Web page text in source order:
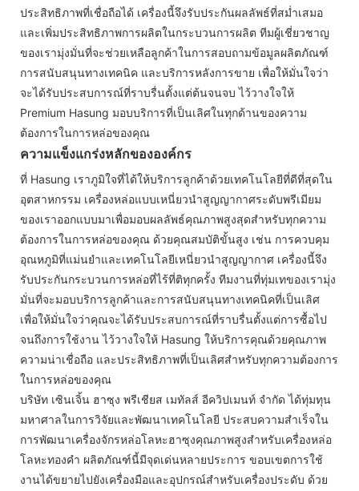
ประสิทธิภาพที่เชื่อถือได้ เครื่องนี้จึงรับประกันผลลัพธ์ที่สม่ำเสมอ
และเพิ่มประสิทธิภาพการผลิตในกระบวนการผลิต ทีมผู้เชี่ยวชาญ
ของเรามุ่งมั่นที่จะช่วยเหลือลูกค้าในการสอบถามข้อมูลผลิตภัณฑ์
การสนับสนุนทางเทคนิค และบริการหลังการขาย เพื่อให้มั่นใจว่า
จะได้รับประสบการณ์ที่ราบรื่นตั้งแต่ต้นจนจบ ไว้วางใจให้
Premium Hasung มอบบริการที่เป็นเลิศในทุกด้านของความ
ต้องการในการหล่อของคุณ
ความแข็งแกร่งหลักขององค์กร
ที่ Hasung เราภูมิใจที่ได้ให้บริการลูกค้าด้วยเทคโนโลยีที่ดีที่สุดใน
อุตสาหกรรม เครื่องหล่อแบบเหนี่ยวนำสูญญากาศระดับพรีเมียม
ของเราออกแบบมาเพื่อมอบผลลัพธ์คุณภาพสูงสุดสำหรับทุกความ
ต้องการในการหล่อของคุณ ด้วยคุณสมบัติขั้นสูง เช่น การควบคุม
อุณหภูมิที่แม่นยำและเทคโนโลยีเหนี่ยวนำสูญญากาศ เครื่องนี้จึง
รับประกันกระบวนการหล่อที่ไร้ที่ติทุกครั้ง ทีมงานที่ทุ่มเทของเรามุ่ง
มั่นที่จะมอบบริการลูกค้าและการสนับสนุนทางเทคนิคที่เป็นเลิศ
เพื่อให้มั่นใจว่าคุณจะได้รับประสบการณ์ที่ราบรื่นตั้งแต่การซื้อไป
จนถึงการใช้งาน ไว้วางใจให้ Hasung ให้บริการคุณด้วยคุณภาพ
ความน่าเชื่อถือ และประสิทธิภาพที่เป็นเลิศสำหรับทุกความต้องการ
ในการหล่อของคุณ
บริษัท เซินเจิ้น ฮาซุง พรีเชียส เมทัลส์ อีควิปเมนท์ จำกัด ได้ทุ่มทุน
มหาศาลในการวิจัยและพัฒนาเทคโนโลยี ประสบความสำเร็จใน
การพัฒนาเครื่องจักรหล่อโลหะฮาซุงคุณภาพสูงสำหรับเครื่องหล่อ
โลหะทองคำ ผลิตภัณฑ์นี้มีจุดเด่นหลายประการ ขอบเขตการใช้
งานได้ขยายไปยังเครื่องมือและอุปกรณ์สำหรับเครื่องประดับ ด้วย